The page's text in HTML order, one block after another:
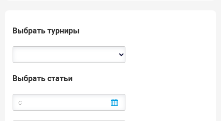
Выбрать турниры
Выбрать статьи